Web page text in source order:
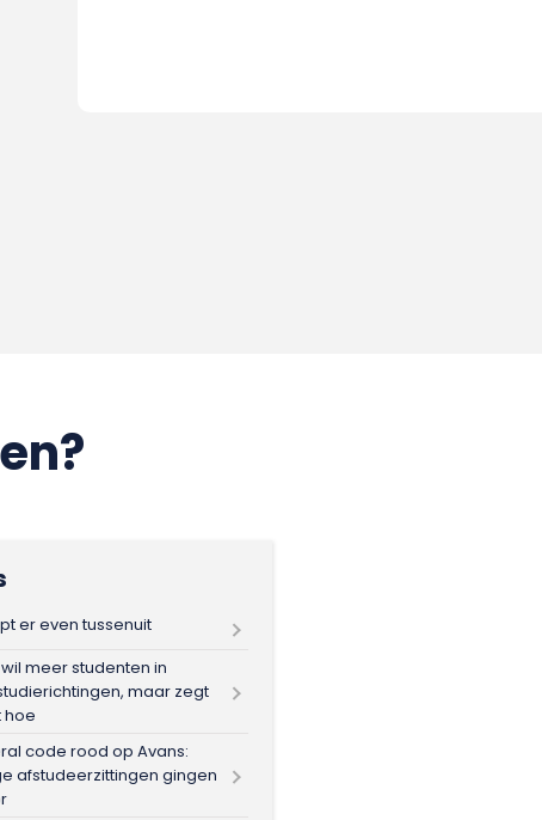
er even tussenuit
meer studenten in
maar zegt
hoe
code rood op Avans:
afstudeerzittingen gingen